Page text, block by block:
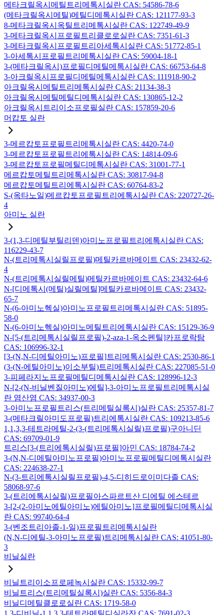
메타크릴옥시메틸트리메톡시실란 CAS: 54586-78-6
(메타크릴옥시메틸)메틸디메톡시실란 CAS: 121177-93-3
8-메타크릴옥시옥틸트리메톡시실란 CAS: 122749-49-9
3-메타크릴옥시프로필트리클로로실란 CAS: 7351-61-3
3-메타크릴옥시프로필트리아세톡시실란 CAS: 51772-85-1
3-아세톡시프로필트리메톡시실란 CAS: 59004-18-1
3-(메타크릴옥시)프로필디메틸메톡시실란 CAS: 66753-64-8
3-아크릴옥시프로필디메틸메톡시실란 CAS: 111918-90-2
아크릴옥시메틸트리메톡시실란 CAS: 21134-38-3
아크릴옥시메틸메틸디메톡시실란 CAS: 130865-12-2
아크릴옥시트리이소프로필실란 CAS: 157859-20-6
머캅토 실란
3-메르캅토프로필트리메톡시실란 CAS: 4420-74-0
3-메르캅토프로필트리에톡시실란 CAS: 14814-09-6
3-메르캅토프로필메틸디메톡시실란 CAS: 31001-77-1
메르캅토메틸트리메톡시실란 CAS: 30817-94-8
메르캅토메틸트리에톡시실란 CAS: 60764-83-2
S-(옥타노일)메르캅토프로필트리에톡시실란 CAS: 220727-26-
4
아미노 실란
3-(1,3-디메틸부틸리덴)아미노프로필트리에톡시실란 CAS:
116229-43-7
N-(트리메톡시실릴프로필)메틸카르바메이트 CAS: 23432-62-
4
N-(트리메톡시실릴메틸)메틸카르바메이트 CAS: 23432-64-6
N-[디메톡시(메틸)실릴메틸]메틸카르바메이트 CAS: 23432-
65-7
N-(6-아미노헥실)아미노프로필트리메톡시실란 CAS: 51895-
58-0
N-(6-아미노헥실)아미노메틸트리에톡시실란 CAS: 15129-36-9
N-[5-(트리메톡시실릴프로필)-2-aza-1-옥소펜틸]카프로락탐
CAS: 106996-32-1
[3-(N,N-디메틸아미노)프로필]트리메톡시실란 CAS: 2530-86-1
(3-(N-에틸아미노)이소부틸)트리메톡시실란 CAS: 227085-51-0
3-피페라지노프로필메틸디메톡시실란 CAS: 128996-12-3
N-[2-(N-비닐벤질아미노)에틸]-3-아미노프로필트리메톡시실
란 염산염 CAS: 34937-00-3
3-아미노프로필트리스(트리메틸실록시)실란 CAS: 25357-81-7
3-(메타크릴아미도프로필)트리에톡시실란 CAS: 109213-85-6
1,1,3,3-테트라메틸-2-(3-(트리메톡시실릴)프로필)구아니딘
CAS: 69709-01-9
트리스[3-(트리에톡시실릴)프로필]아민 CAS: 18784-74-2
3-(N,N-디메틸아미노프로필)아미노프로필메틸디메톡시실란
CAS: 224638-27-1
N-(3-트리에톡시실릴프로필)-4,5-디히드로이미다졸 CAS:
58068-97-6
3-(트리에톡시실릴)프로필아스파르트산 디에틸 에스테르
3-[2-(2-아미노에틸아미노)에틸아미노]프로필메틸디메톡시실
란 CAS: 99740-64-4
3-(벤조트리아졸-1-일)프로필트리메톡시실란
(N,N-디에틸-3-아미노프로필)트리메톡시실란 CAS: 41051-80-
3
비닐실란
비닐트리이소프로페녹시실란 CAS: 15332-99-7
비닐트리스(트리메틸실록시)실란 CAS: 5356-84-3
비닐디메틸클로로실란 CAS: 1719-58-0
1,3-디비닐-1,1,3,3-테트라메틸디실라잔 CAS: 7691-02-3